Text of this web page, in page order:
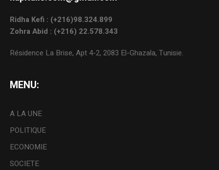
Ridha Kefi : (+216)98.324.899
Zohra Abid : (+216) 22.578.343
Résidence La Brise, Apt 4-2, 2083 El-Ghazala, Tunisie.
MENU:
A LA UNE
POLITIQUE
ECONOMIE
SOCIETE